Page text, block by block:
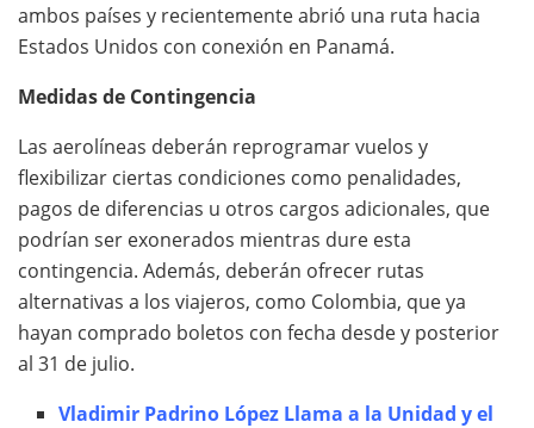
ambos países y recientemente abrió una ruta hacia
Estados Unidos con conexión en Panamá.
Medidas de Contingencia
Las aerolíneas deberán reprogramar vuelos y
flexibilizar ciertas condiciones como penalidades,
pagos de diferencias u otros cargos adicionales, que
podrían ser exonerados mientras dure esta
contingencia. Además, deberán ofrecer rutas
alternativas a los viajeros, como Colombia, que ya
hayan comprado boletos con fecha desde y posterior
al 31 de julio.
Vladimir Padrino López Llama a la Unidad y el